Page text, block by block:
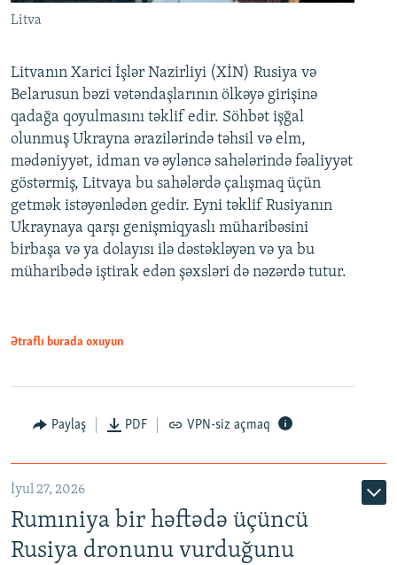
Litva
Litvanın Xarici İşlər Nazirliyi (XİN) Rusiya və
Belarusun bəzi vətəndaşlarının ölkəyə girişinə
qadağa qoyulmasını təklif edir. Söhbət işğal
olunmuş Ukrayna ərazilərində təhsil və elm,
mədəniyyət, idman və əyləncə sahələrində fəaliyyət
göstərmiş, Litvaya bu sahələrdə çalışmaq üçün
getmək istəyənlədən gedir. Eyni təklif Rusiyanın
Ukraynaya qarşı genişmiqyaslı müharibəsini
birbaşa və ya dolayısı ilə dəstəkləyən və ya bu
müharibədə iştirak edən şəxsləri də nəzərdə tutur.
Ətraflı burada oxuyun
Paylaş PDF VPN-siz açmaq
İyul 27, 2026
Rumıniya bir həftədə üçüncü
Rusiya dronunu vurduğunu